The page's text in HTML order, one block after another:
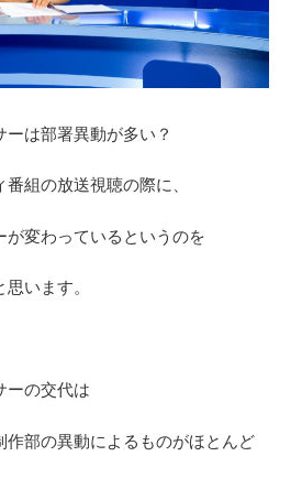
は部署異動が多い？
組の放送視聴の際に、
が変わっているというのを
います。
ーの交代は
作部の異動によるものがほとんど